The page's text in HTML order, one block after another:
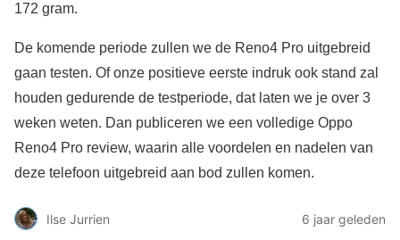
172 gram.
De komende periode zullen we de Reno4 Pro uitgebreid
gaan testen. Of onze positieve eerste indruk ook stand zal
houden gedurende de testperiode, dat laten we je over 3
weken weten. Dan publiceren we een volledige Oppo
Reno4 Pro review, waarin alle voordelen en nadelen van
deze telefoon uitgebreid aan bod zullen komen.
Ilse Jurrien
6 jaar geleden